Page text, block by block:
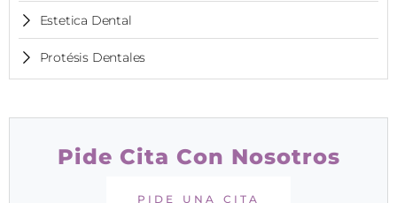
Estetica Dental
Protésis Dentales
Pide Cita Con Nosotros
PIDE UNA CITA